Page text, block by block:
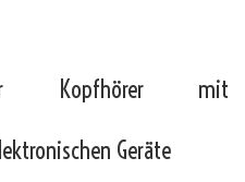
Kopfhörer mit
Geräte